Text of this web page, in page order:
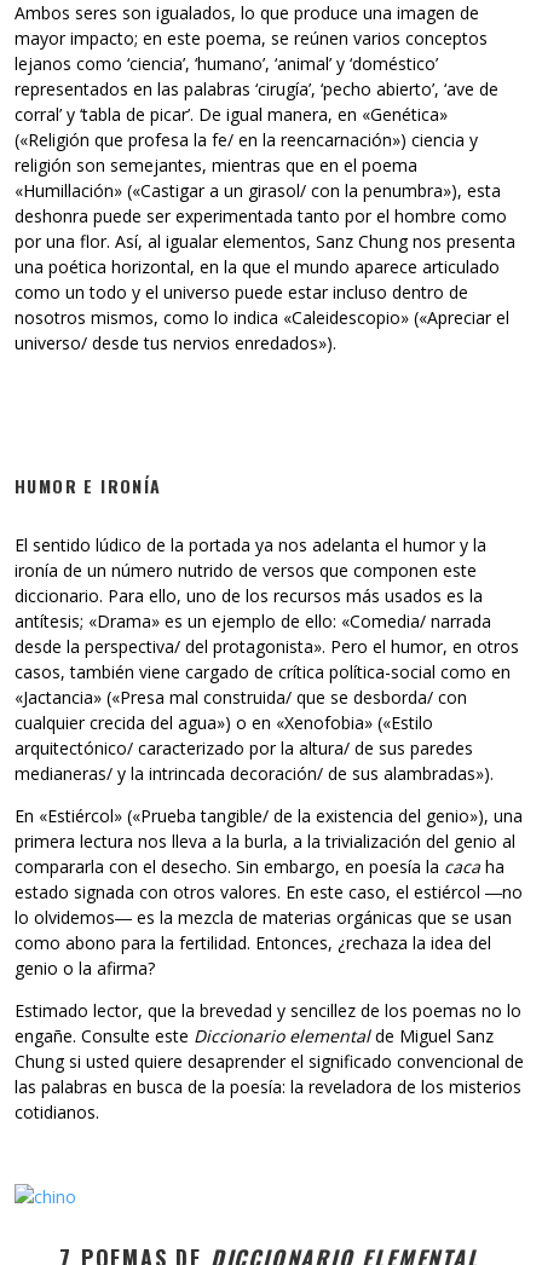
Ambos seres son igualados, lo que produce una imagen de
mayor impacto; en este poema, se reúnen varios conceptos
lejanos como ‘ciencia’, ‘humano’, ‘animal’ y ‘doméstico’
representados en las palabras ‘cirugía’, ‘pecho abierto’, ‘ave de
corral’ y ‘tabla de picar’. De igual manera, en «Genética»
(«Religión que profesa la fe/ en la reencarnación») ciencia y
religión son semejantes, mientras que en el poema
«Humillación» («Castigar a un girasol/ con la penumbra»), esta
deshonra puede ser experimentada tanto por el hombre como
por una flor. Así, al igualar elementos, Sanz Chung nos presenta
una poética horizontal, en la que el mundo aparece articulado
como un todo y el universo puede estar incluso dentro de
nosotros mismos, como lo indica «Caleidescopio» («Apreciar el
universo/ desde tus nervios enredados»).
HUMOR E IRONÍA
El sentido lúdico de la portada ya nos adelanta el humor y la
ironía de un número nutrido de versos que componen este
diccionario. Para ello, uno de los recursos más usados es la
antítesis; «Drama» es un ejemplo de ello: «Comedia/ narrada
desde la perspectiva/ del protagonista». Pero el humor, en otros
casos, también viene cargado de crítica política-social como en
«Jactancia» («Presa mal construida/ que se desborda/ con
cualquier crecida del agua») o en «Xenofobia» («Estilo
arquitectónico/ caracterizado por la altura/ de sus paredes
medianeras/ y la intrincada decoración/ de sus alambradas»).
En «Estiércol» («Prueba tangible/ de la existencia del genio»), una
primera lectura nos lleva a la burla, a la trivialización del genio al
compararla con el desecho. Sin embargo, en poesía la caca ha
estado signada con otros valores. En este caso, el estiércol ―no
lo olvidemos― es la mezcla de materias orgánicas que se usan
como abono para la fertilidad. Entonces, ¿rechaza la idea del
genio o la afirma?
Estimado lector, que la brevedad y sencillez de los poemas no lo
engañe. Consulte este Diccionario elementalde Miguel Sanz
Chung si usted quiere desaprender el significado convencional de
las palabras en busca de la poesía: la reveladora de los misterios
cotidianos.
7 POEMAS DE DICCIONARIO ELEMENTAL